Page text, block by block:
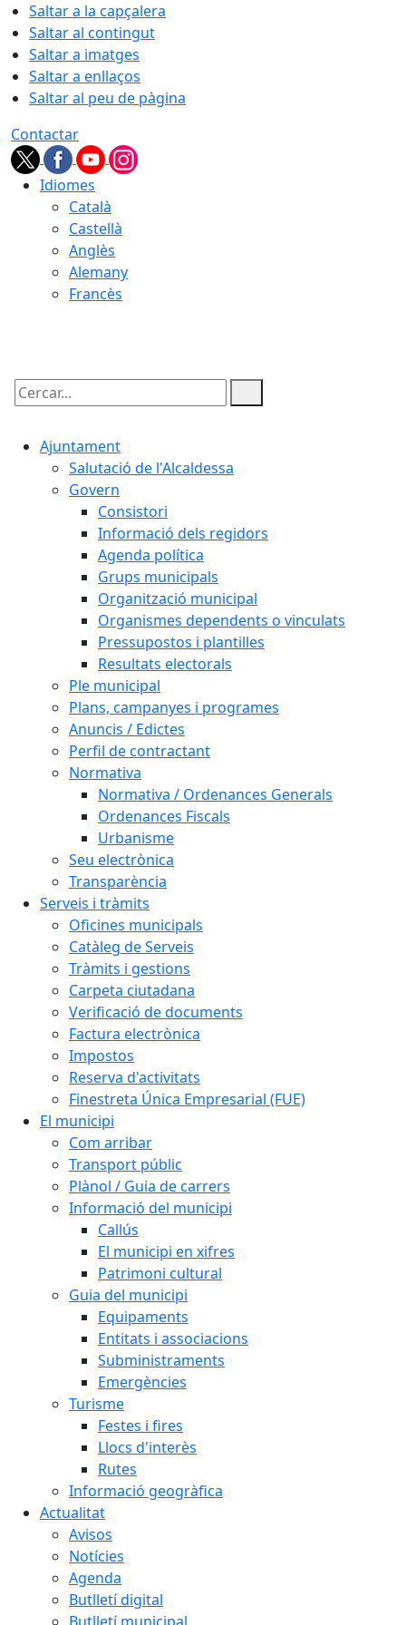
Saltar a la capçalera
Saltar al contingut
Saltar a imatges
Saltar a enllaços
Saltar al peu de pàgina
Contactar
Idiomes
Català
Castellà
Anglès
Alemany
Francès
Cercar:
Ajuntament
Salutació de l'Alcaldessa
Govern
Consistori
Informació dels regidors
Agenda política
Grups municipals
Organització municipal
Organismes dependents o vinculats
Pressupostos i plantilles
Resultats electorals
Ple municipal
Plans, campanyes i programes
Anuncis / Edictes
Perfil de contractant
Normativa
Normativa / Ordenances Generals
Ordenances Fiscals
Urbanisme
Seu electrònica
Transparència
Serveis i tràmits
Oficines municipals
Catàleg de Serveis
Tràmits i gestions
Carpeta ciutadana
Verificació de documents
Factura electrònica
Impostos
Reserva d'activitats
Finestreta Única Empresarial (FUE)
El municipi
Com arribar
Transport públic
Plànol / Guia de carrers
Informació del municipi
Callús
El municipi en xifres
Patrimoni cultural
Guia del municipi
Equipaments
Entitats i associacions
Subministraments
Emergències
Turisme
Festes i fires
Llocs d'interès
Rutes
Informació geogràfica
Actualitat
Avisos
Notícies
Agenda
Butlletí digital